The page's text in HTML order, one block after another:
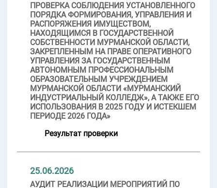
ПРОВЕРКА СОБЛЮДЕНИЯ УСТАНОВЛЕННОГО
ПОРЯДКА ФОРМИРОВАНИЯ, УПРАВЛЕНИЯ И
РАСПОРЯЖЕНИЯ ИМУЩЕСТВОМ,
НАХОДЯЩИМСЯ В ГОСУДАРСТВЕННОЙ
СОБСТВЕННОСТИ МУРМАНСКОЙ ОБЛАСТИ,
ЗАКРЕПЛЕННЫМ НА ПРАВЕ ОПЕРАТИВНОГО
УПРАВЛЕНИЯ ЗА ГОСУДАРСТВЕННЫМ
АВТОНОМНЫМ ПРОФЕССИОНАЛЬНЫМ
ОБРАЗОВАТЕЛЬНЫМ УЧРЕЖДЕНИЕМ
МУРМАНСКОЙ ОБЛАСТИ «МУРМАНСКИЙ
ИНДУСТРИАЛЬНЫЙ КОЛЛЕДЖ», А ТАКЖЕ ЕГО
ИСПОЛЬЗОВАНИЯ В 2025 ГОДУ И ИСТЕКШЕМ
ПЕРИОДЕ 2026 ГОДА»
Результат проверки
25.06.2026
АУДИТ РЕАЛИЗАЦИИ МЕРОПРИЯТИЙ ПО